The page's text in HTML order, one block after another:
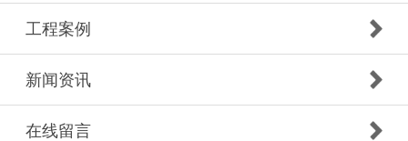
工程案例
新闻资讯
在线留言